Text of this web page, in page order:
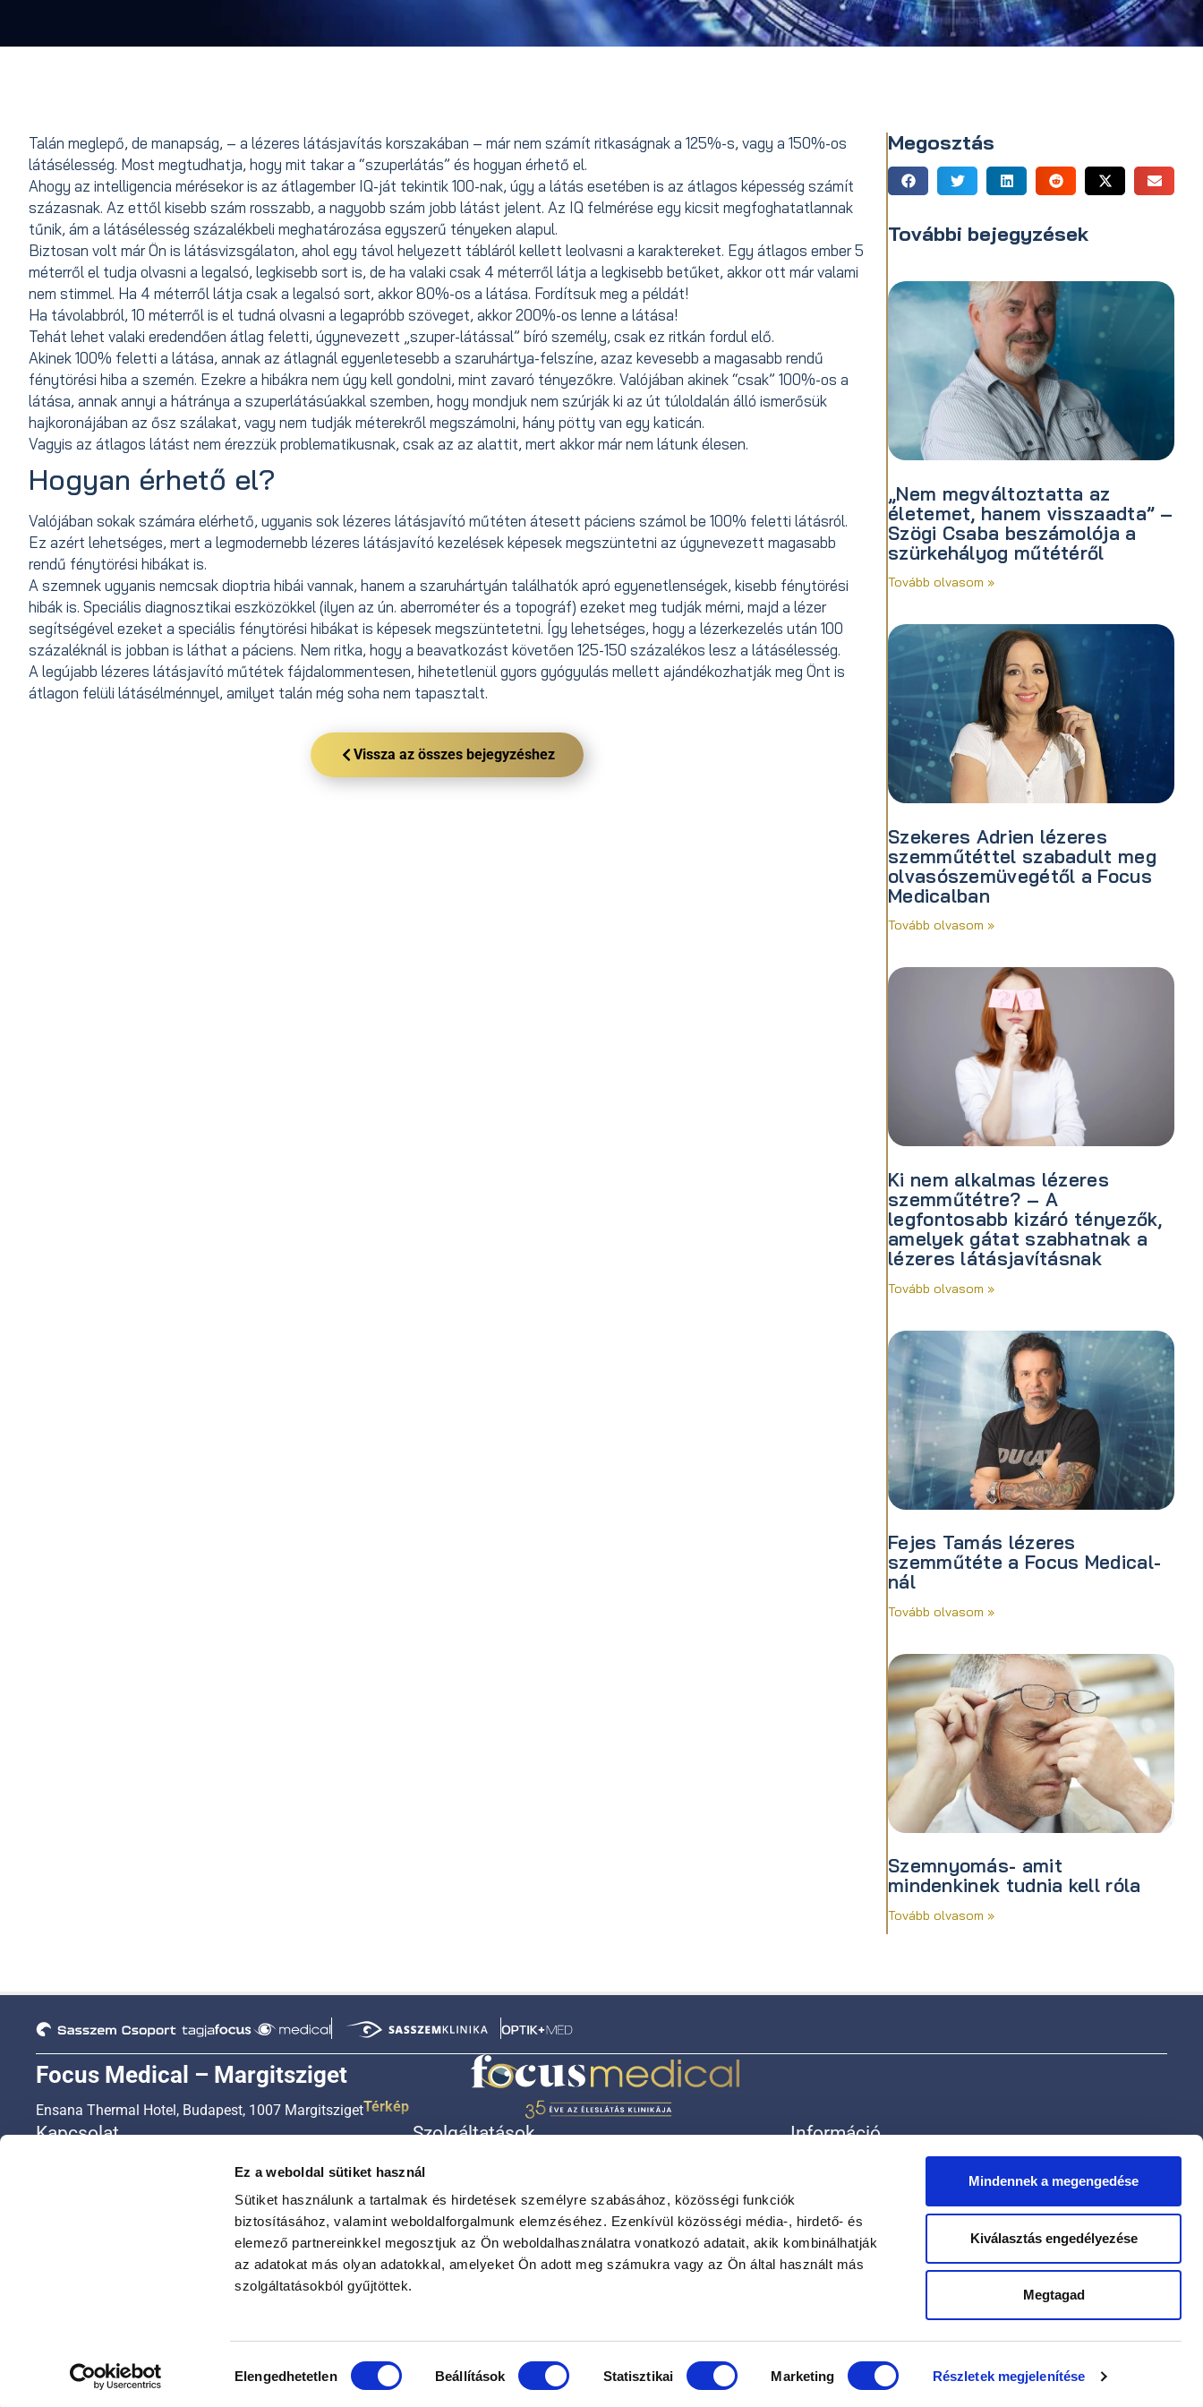
Ez a weboldal sütiket használ
Sütiket használunk a tartalmak és hirdetések személyre szabásához, közösségi funkciók
biztosításához, valamint weboldalforgalmunk elemzéséhez. Ezenkívül közösségi média-, hirdető- és
elemező partnereinkkel megosztjuk az Ön weboldalhasználatra vonatkozó adatait, akik kombinálhatják
az adatokat más olyan adatokkal, amelyeket Ön adott meg számukra vagy az Ön által használt más
szolgáltatásokból gyűjtöttek.
kiválasztása
Elengedhetetlen Beállítások Statisztikai Marketing Részletek megjelenítése
Mindennek a megengedése
Kiválasztás engedélyezése
Megtagad
Talán meglepő, de manapság, – a lézeres látásjavítás korszakában – már nem számít ritkaságnak a 125%-s, vagy a 150%-os
látásélesség. Most megtudhatja, hogy mit takar a “szuperlátás” és hogyan érhető el.
Ahogy az intelligencia mérésekor is az átlagember IQ-ját tekintik 100-nak, úgy a látás esetében is az átlagos képesség számít
százasnak. Az ettől kisebb szám rosszabb, a nagyobb szám jobb látást jelent. Az IQ felmérése egy kicsit megfoghatatlannak
tűnik, ám a látásélesség százalékbeli meghatározása egyszerű tényeken alapul.
Biztosan volt már Ön is látásvizsgálaton, ahol egy távol helyezett tábláról kellett leolvasni a karaktereket. Egy átlagos ember 5
méterről el tudja olvasni a legalsó, legkisebb sort is, de ha valaki csak 4 méterről látja a legkisebb betűket, akkor ott már valami
nem stimmel. Ha 4 méterről látja csak a legalsó sort, akkor 80%-os a látása. Fordítsuk meg a példát!
Ha távolabbról, 10 méterről is el tudná olvasni a legapróbb szöveget, akkor 200%-os lenne a látása!
Tehát lehet valaki eredendően átlag feletti, úgynevezett „szuper-látással” bíró személy, csak ez ritkán fordul elő.
Akinek 100% feletti a látása, annak az átlagnál egyenletesebb a szaruhártya-felszíne, azaz kevesebb a magasabb rendű
fénytörési hiba a szemén. Ezekre a hibákra nem úgy kell gondolni, mint zavaró tényezőkre. Valójában akinek “csak” 100%-os a
látása, annak annyi a hátránya a szuperlátásúakkal szemben, hogy mondjuk nem szúrják ki az út túloldalán álló ismerősük
hajkoronájában az ősz szálakat, vagy nem tudják méterekről megszámolni, hány pötty van egy katicán.
Vagyis az átlagos látást nem érezzük problematikusnak, csak az az alattit, mert akkor már nem látunk élesen.
Hogyan érhető el?
Valójában sokak számára elérhető, ugyanis sok lézeres látásjavító műtéten átesett páciens számol be 100% feletti látásról.
Ez azért lehetséges, mert a legmodernebb lézeres látásjavító kezelések képesek megszüntetni az úgynevezett magasabb
rendű fénytörési hibákat is.
A szemnek ugyanis nemcsak dioptria hibái vannak, hanem a szaruhártyán találhatók apró egyenetlenségek, kisebb fénytörési
hibák is. Speciális diagnosztikai eszközökkel (ilyen az ún. aberrométer és a topográf) ezeket meg tudják mérni, majd a lézer
segítségével ezeket a speciális fénytörési hibákat is képesek megszüntetetni. Így lehetséges, hogy a lézerkezelés után 100
százaléknál is jobban is láthat a páciens. Nem ritka, hogy a beavatkozást követően 125-150 százalékos lesz a látásélesség.
A legújabb lézeres látásjavító műtétek fájdalommentesen, hihetetlenül gyors gyógyulás mellett ajándékozhatják meg Önt is
átlagon felüli látásélménnyel, amilyet talán még soha nem tapasztalt.
Vissza az összes bejegyzéshez
Megosztás
További bejegyzések
„Nem megváltoztatta az
életemet, hanem visszaadta” –
Szögi Csaba beszámolója a
szürkehályog műtétéről
Tovább olvasom »
Szekeres Adrien lézeres
szemműtéttel szabadult meg
olvasószemüvegétől a Focus
Medicalban
Tovább olvasom »
Ki nem alkalmas lézeres
szemműtétre? – A
legfontosabb kizáró tényezők,
amelyek gátat szabhatnak a
lézeres látásjavításnak
Tovább olvasom »
Fejes Tamás lézeres
szemműtéte a Focus Medical-
nál
Tovább olvasom »
Szemnyomás- amit
mindenkinek tudnia kell róla
Tovább olvasom »
Focus Medical – Margitsziget
Ensana Thermal Hotel, Budapest, 1007 MargitszigetTérkép
Kapcsolat
ugyfelszolgalat@focusmed.hu
Szolgáltatások
Lézeres szemműtét (40-65 év)
Szürkehályog
Látásjavító lencseműtét
Egyéb kezelések
Információ
Kapcsolat
Adatvédelmi szabályzat
Adatkezelési tájékoztató
© Focus Medical minden jog fenntartva